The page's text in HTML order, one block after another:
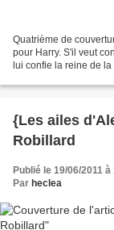
Quatrième de
pour Harry. S'il veut
lui confie la reine de
{Les ailes
Robillard
Publié le 19/06/2011 à
Par heclea